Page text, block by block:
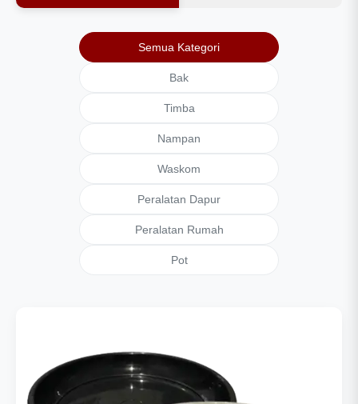
Semua Kategori
Bak
Timba
Nampan
Waskom
Peralatan Dapur
Peralatan Rumah
Pot